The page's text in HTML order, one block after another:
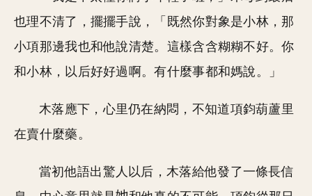
也理不清了，擺擺手說，「既然你對象是小林，那
小項那邊我也和他說清楚。這樣含含糊糊不好。你
和小林，以后好好過啊。有什麼事都和媽說。」
木落應下，心里仍在納悶，不知道項鈞葫蘆里
在賣什麼藥。
當初他語出驚人以后，木落給他發了一條長信